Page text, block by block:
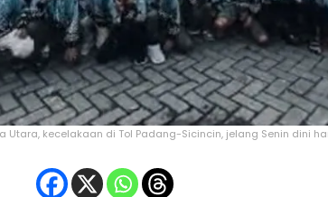
Utara, kecelakaan di Tol Padang-Sicincin, jelang Senin dini